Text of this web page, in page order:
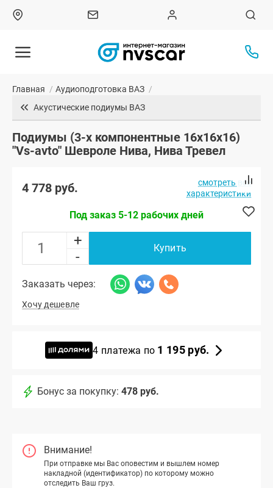
Главная / Аудиоподготовка ВАЗ /
Акустические подиумы ВАЗ
Подиумы (3-х компонентные 16x16x16)
"Vs-avto" Шевроле Нива, Нива Тревел
4 778 руб.
смотреть все
характеристики
Под заказ 5-12 рабочих дней
+
-
Купить
Заказать через:
Хочу дешевле
4 платежа по 1 195 руб.
Бонус за покупку: 478 руб.
Внимание!
При отправке мы Вас оповестим и вышлем номер
накладной (идентификатор) по которому можно
отследить Ваш груз.